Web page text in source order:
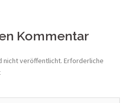
Kommentar
nicht veröffentlicht. Erforderliche